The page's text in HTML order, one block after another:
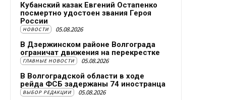
Кубанский казак Евгений Остапенко
посмертно удостоен звания Героя
России
НОВОСТИ 05.08.2026
В Дзержинском районе Волгограда
ограничат движения на перекрестке
ГЛАВНЫЕ НОВОСТИ 05.08.2026
В Волгоградской области в ходе
рейда ФСБ задержаны 74 иностранца
ВЫБОР РЕДАКЦИИ 05.08.2026